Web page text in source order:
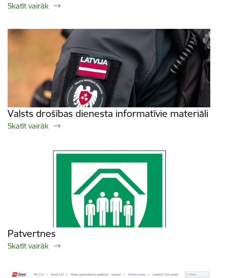
Skatīt vairāk
Valsts drošības dienesta informatīvie materiāli
Skatīt vairāk
Patvertnes
Skatīt vairāk